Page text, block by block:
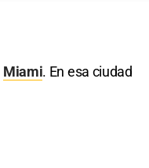
Miami. En esa ciudad